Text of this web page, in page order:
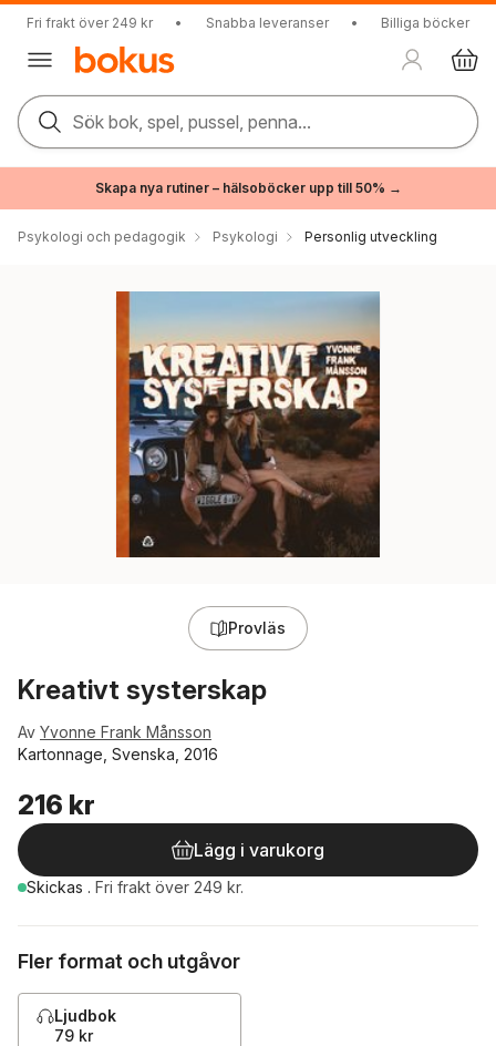
Fri frakt över 249 kr • Snabba leveranser • Billiga böcker
Sök bok, spel, pussel, penna...
Skapa nya rutiner – hälsoböcker upp till 50% →
Psykologi och pedagogik Psykologi Personlig utveckling
Provläs
Kreativt systerskap
Av Yvonne Frank Månsson
Kartonnage, Svenska, 2016
216 kr
Lägg i varukorg
Skickas . Fri frakt över 249 kr.
Fler format och utgåvor
Ljudbok
79 kr